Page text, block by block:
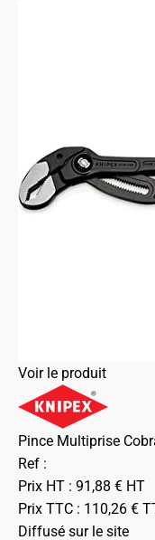
Voir le produit
Pince Multiprise
Ref :
Prix HT : 91,88 € HT
Prix TTC : 110,26 €
Diffusé sur le site